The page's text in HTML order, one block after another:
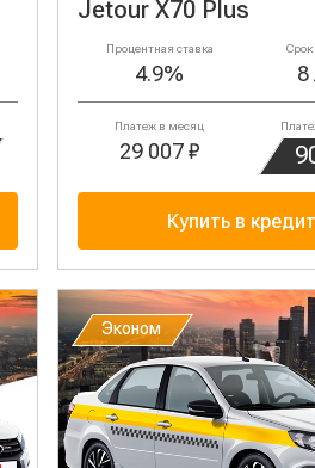
Jetour X70 Plus
Процентная ставка
4.9%
Срок
8
Платеж в месяц
29 007 ₽
Купить в кредит
Эконом
Эконом